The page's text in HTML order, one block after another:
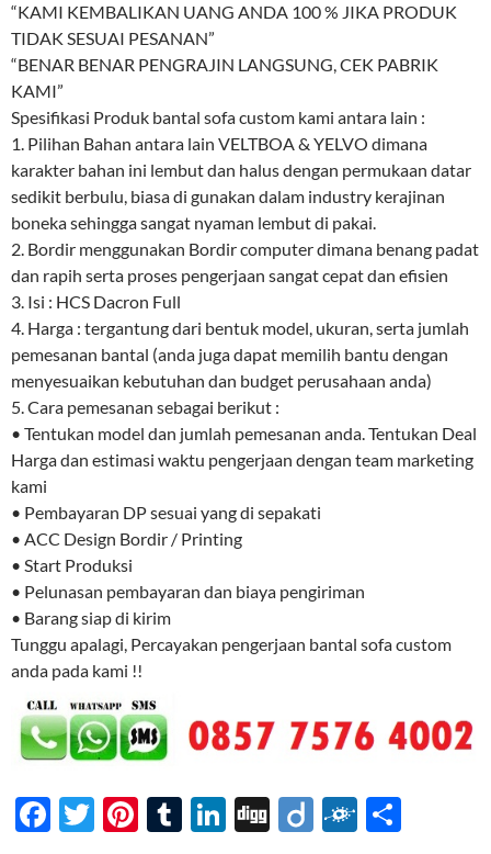
“KAMI KEMBALIKAN UANG ANDA 100 % JIKA PRODUK
TIDAK SESUAI PESANAN”
“BENAR BENAR PENGRAJIN LANGSUNG, CEK PABRIK
KAMI”
Spesifikasi Produk bantal sofa custom kami antara lain :
1. Pilihan Bahan antara lain VELTBOA & YELVO dimana
karakter bahan ini lembut dan halus dengan permukaan datar
sedikit berbulu, biasa di gunakan dalam industry kerajinan
boneka sehingga sangat nyaman lembut di pakai.
2. Bordir menggunakan Bordir computer dimana benang padat
dan rapih serta proses pengerjaan sangat cepat dan efisien
3. Isi : HCS Dacron Full
4. Harga : tergantung dari bentuk model, ukuran, serta jumlah
pemesanan bantal (anda juga dapat memilih bantu dengan
menyesuaikan kebutuhan dan budget perusahaan anda)
5. Cara pemesanan sebagai berikut :
• Tentukan model dan jumlah pemesanan anda. Tentukan Deal
Harga dan estimasi waktu pengerjaan dengan team marketing
kami
• Pembayaran DP sesuai yang di sepakati
• ACC Design Bordir / Printing
• Start Produksi
• Pelunasan pembayaran dan biaya pengiriman
• Barang siap di kirim
Tunggu apalagi, Percayakan pengerjaan bantal sofa custom
anda pada kami !!
F
T
Pi T
Li
Di Di F